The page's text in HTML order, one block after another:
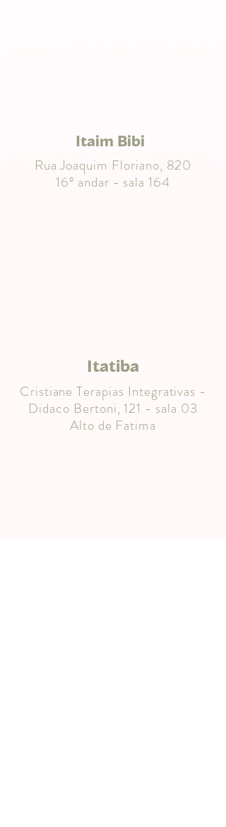
Itaim Bibi
Rua Joaquim Floriano, 820
16º andar - sala 164
Itatiba
Cristiane Terapias Integrativas -
Didaco Bertoni, 121 - sala 03
Alto de Fatima